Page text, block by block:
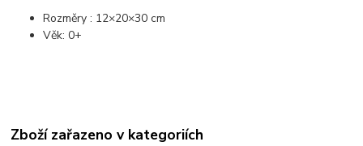
Rozměry : 12×20×30 cm
Věk: 0+
Zboží zařazeno v kategoriích